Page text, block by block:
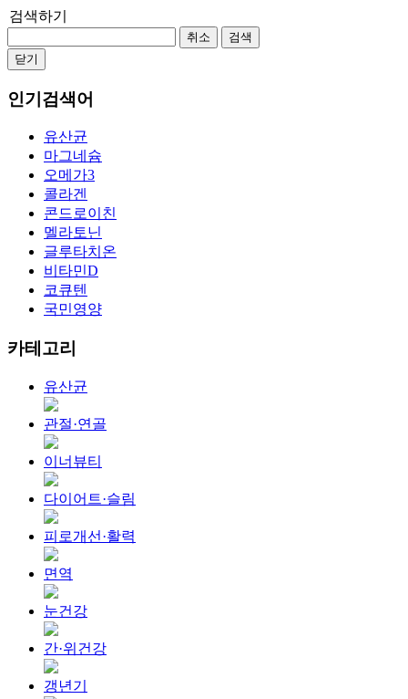
검색하기
취소
검색
닫기
인기검색어
유산균
마그네슘
오메가3
콜라겐
콘드로이친
멜라토닌
글루타치온
비타민D
코큐텐
국민영양
카테고리
유산균
관절·연골
이너뷰티
다이어트·슬림
피로개선·활력
면역
눈건강
간·위건강
갱년기